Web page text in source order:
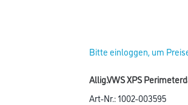
Bitte einloggen, um
Allig.VWS XPS
Art-Nr.:1002-003595